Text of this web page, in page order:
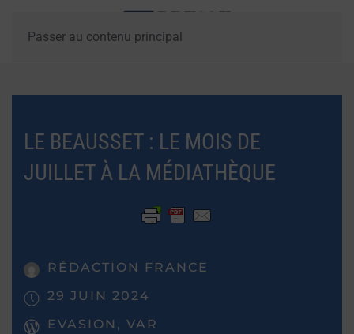
Passer au contenu principal
LE BEAUSSET : LE MOIS DE
JUILLET À LA MÉDIATHÈQUE
RÉDACTION FRANCE
29 JUIN 2024
EVASION, VAR